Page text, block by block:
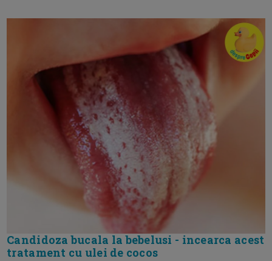
Candidoza bucala la bebelusi - incearca acest
tratament cu ulei de cocos